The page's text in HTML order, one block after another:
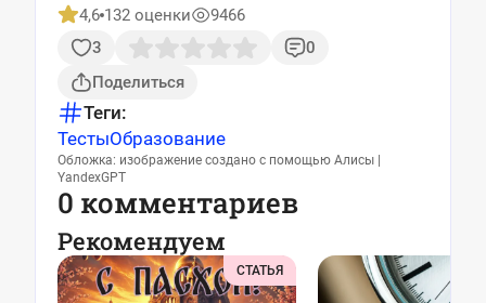
4,6 132 оценки
9466
3
0
Поделиться
Теги:
ТестыОбразование
Обложка: изображение создано с помощью Алисы |
YandexGPT
0 комментариев
Рекомендуем
СТАТЬЯ